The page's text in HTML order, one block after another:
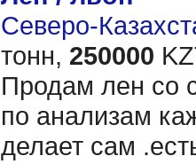
Северо-
тонн, 250000
Продам лен со
по анализам
делает сам